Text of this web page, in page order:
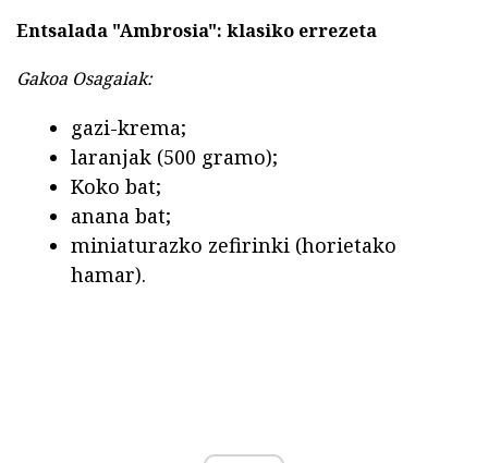
Entsalada "Ambrosia": klasiko errezeta
Gakoa Osagaiak:
gazi-krema;
laranjak (500 gramo);
Koko bat;
anana bat;
miniaturazko zefirinki (horietako
hamar).